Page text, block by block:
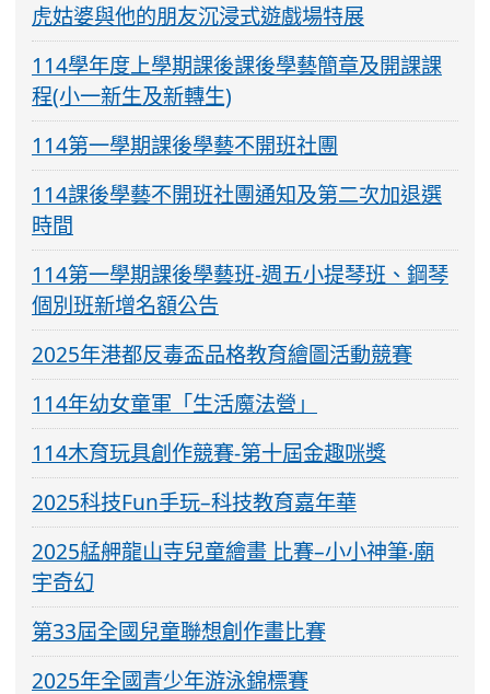
虎姑婆與他的朋友沉浸式遊戲場特展
114學年度上學期課後課後學藝簡章及開課課
程(小一新生及新轉生)
114第一學期課後學藝不開班社團
114課後學藝不開班社團通知及第二次加退選
時間
114第一學期課後學藝班-週五小提琴班、鋼琴
個別班新增名額公告
2025年港都反毒盃品格教育繪圖活動競賽
114年幼女童軍「生活魔法營」
114木育玩具創作競賽-第十屆金趣咪獎
2025科技Fun手玩–科技教育嘉年華
2025艋舺龍山寺兒童繪畫 比賽–小小神筆‧廟
宇奇幻
第33屆全國兒童聯想創作畫比賽
2025年全國青少年游泳錦標賽